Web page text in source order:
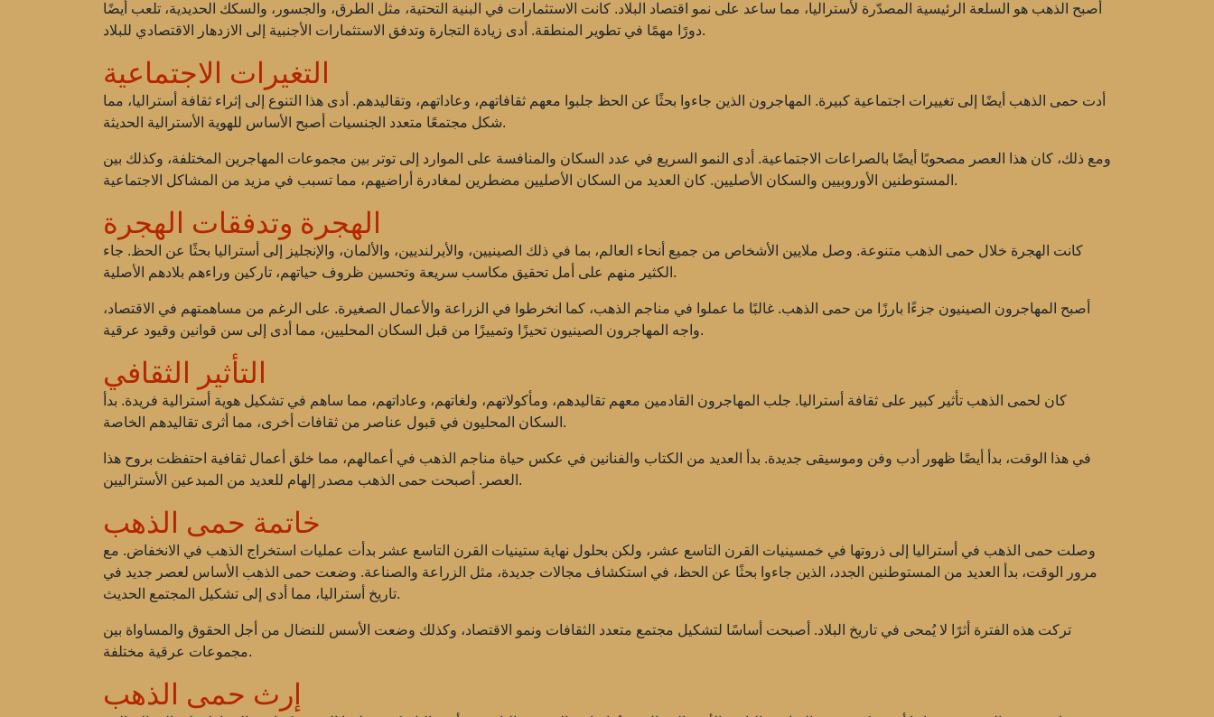
أصبح الذهب هو السلعة الرئيسية المصدّرة لأستراليا، مما ساعد على نمو اقتصاد البلاد. كانت الاستثمارات في البنية التحتية، مثل الطرق، والجسور، والسكك الحديدية، تلعب أيضًا
دورًا مهمًا في تطوير المنطقة. أدى زيادة التجارة وتدفق الاستثمارات الأجنبية إلى الازدهار الاقتصادي للبلاد.
التغيرات الاجتماعية
أدت حمى الذهب أيضًا إلى تغييرات اجتماعية كبيرة. المهاجرون الذين جاءوا بحثًا عن الحظ جلبوا معهم ثقافاتهم، وعاداتهم، وتقاليدهم. أدى هذا التنوع إلى إثراء ثقافة أستراليا، مما
شكل مجتمعًا متعدد الجنسيات أصبح الأساس للهوية الأسترالية الحديثة.
ومع ذلك، كان هذا العصر مصحوبًا أيضًا بالصراعات الاجتماعية. أدى النمو السريع في عدد السكان والمنافسة على الموارد إلى توتر بين مجموعات المهاجرين المختلفة، وكذلك بين
المستوطنين الأوروبيين والسكان الأصليين. كان العديد من السكان الأصليين مضطرين لمغادرة أراضيهم، مما تسبب في مزيد من المشاكل الاجتماعية.
الهجرة وتدفقات الهجرة
كانت الهجرة خلال حمى الذهب متنوعة. وصل ملايين الأشخاص من جميع أنحاء العالم، بما في ذلك الصينيين، والأيرلنديين، والألمان، والإنجليز إلى أستراليا بحثًا عن الحظ. جاء
الكثير منهم على أمل تحقيق مكاسب سريعة وتحسين ظروف حياتهم، تاركين وراءهم بلادهم الأصلية.
أصبح المهاجرون الصينيون جزءًا بارزًا من حمى الذهب. غالبًا ما عملوا في مناجم الذهب، كما انخرطوا في الزراعة والأعمال الصغيرة. على الرغم من مساهمتهم في الاقتصاد،
واجه المهاجرون الصينيون تحيزًا وتمييزًا من قبل السكان المحليين، مما أدى إلى سن قوانين وقيود عرقية.
التأثير الثقافي
كان لحمى الذهب تأثير كبير على ثقافة أستراليا. جلب المهاجرون القادمين معهم تقاليدهم، ومأكولاتهم، ولغاتهم، وعاداتهم، مما ساهم في تشكيل هوية أسترالية فريدة. بدأ
السكان المحليون في قبول عناصر من ثقافات أخرى، مما أثرى تقاليدهم الخاصة.
في هذا الوقت، بدأ أيضًا ظهور أدب وفن وموسيقى جديدة. بدأ العديد من الكتاب والفنانين في عكس حياة مناجم الذهب في أعمالهم، مما خلق أعمال ثقافية احتفظت بروح هذا
العصر. أصبحت حمى الذهب مصدر إلهام للعديد من المبدعين الأستراليين.
خاتمة حمى الذهب
وصلت حمى الذهب في أستراليا إلى ذروتها في خمسينيات القرن التاسع عشر، ولكن بحلول نهاية ستينيات القرن التاسع عشر بدأت عمليات استخراج الذهب في الانخفاض. مع
مرور الوقت، بدأ العديد من المستوطنين الجدد، الذين جاءوا بحثًا عن الحظ، في استكشاف مجالات جديدة، مثل الزراعة والصناعة. وضعت حمى الذهب الأساس لعصر جديد في
تاريخ أستراليا، مما أدى إلى تشكيل المجتمع الحديث.
تركت هذه الفترة أثرًا لا يُمحى في تاريخ البلاد. أصبحت أساسًا لتشكيل مجتمع متعدد الثقافات ونمو الاقتصاد، وكذلك وضعت الأسس للنضال من أجل الحقوق والمساواة بين
مجموعات عرقية مختلفة.
إرث حمى الذهب